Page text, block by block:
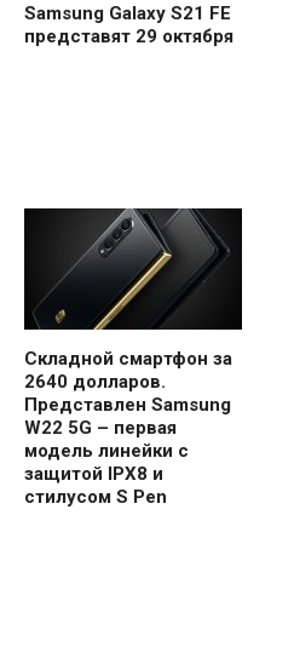
Samsung Galaxy S21 FE
представят 29 октября
Складной смартфон за
2640 долларов.
Представлен Samsung
W22 5G – первая
модель линейки с
защитой IPX8 и
стилусом S Pen